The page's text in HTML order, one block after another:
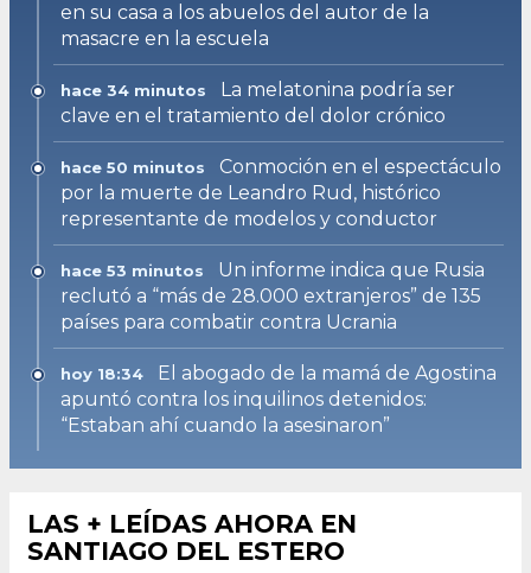
en su casa a los abuelos del autor de la
masacre en la escuela
hace 34 minutos
La melatonina podría ser
clave en el tratamiento del dolor crónico
hace 50 minutos
Conmoción en el espectáculo
por la muerte de Leandro Rud, histórico
representante de modelos y conductor
hace 53 minutos
Un informe indica que Rusia
reclutó a “más de 28.000 extranjeros” de 135
países para combatir contra Ucrania
hoy 18:34
El abogado de la mamá de Agostina
apuntó contra los inquilinos detenidos:
“Estaban ahí cuando la asesinaron”
LAS + LEÍDAS AHORA EN
SANTIAGO DEL ESTERO